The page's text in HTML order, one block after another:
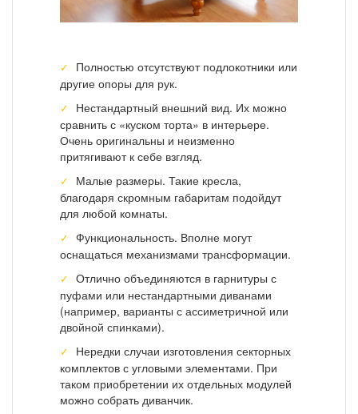
Полностью отсутствуют подлокотники или
другие опоры для рук.
Нестандартный внешний вид. Их можно
сравнить с «куском торта» в интерьере.
Очень оригинальны и неизменно
притягивают к себе взгляд.
Малые размеры. Такие кресла,
благодаря скромным габаритам подойдут
для любой комнаты.
Функциональность. Вполне могут
оснащаться механизмами трансформации.
Отлично объединяются в гарнитуры с
пуфами или нестандартными диванами
(например, варианты с ассиметричной или
двойной спинками).
Нередки случаи изготовления секторных
комплектов с угловыми элементами. При
таком приобретении их отдельных модулей
можно собрать диванчик.